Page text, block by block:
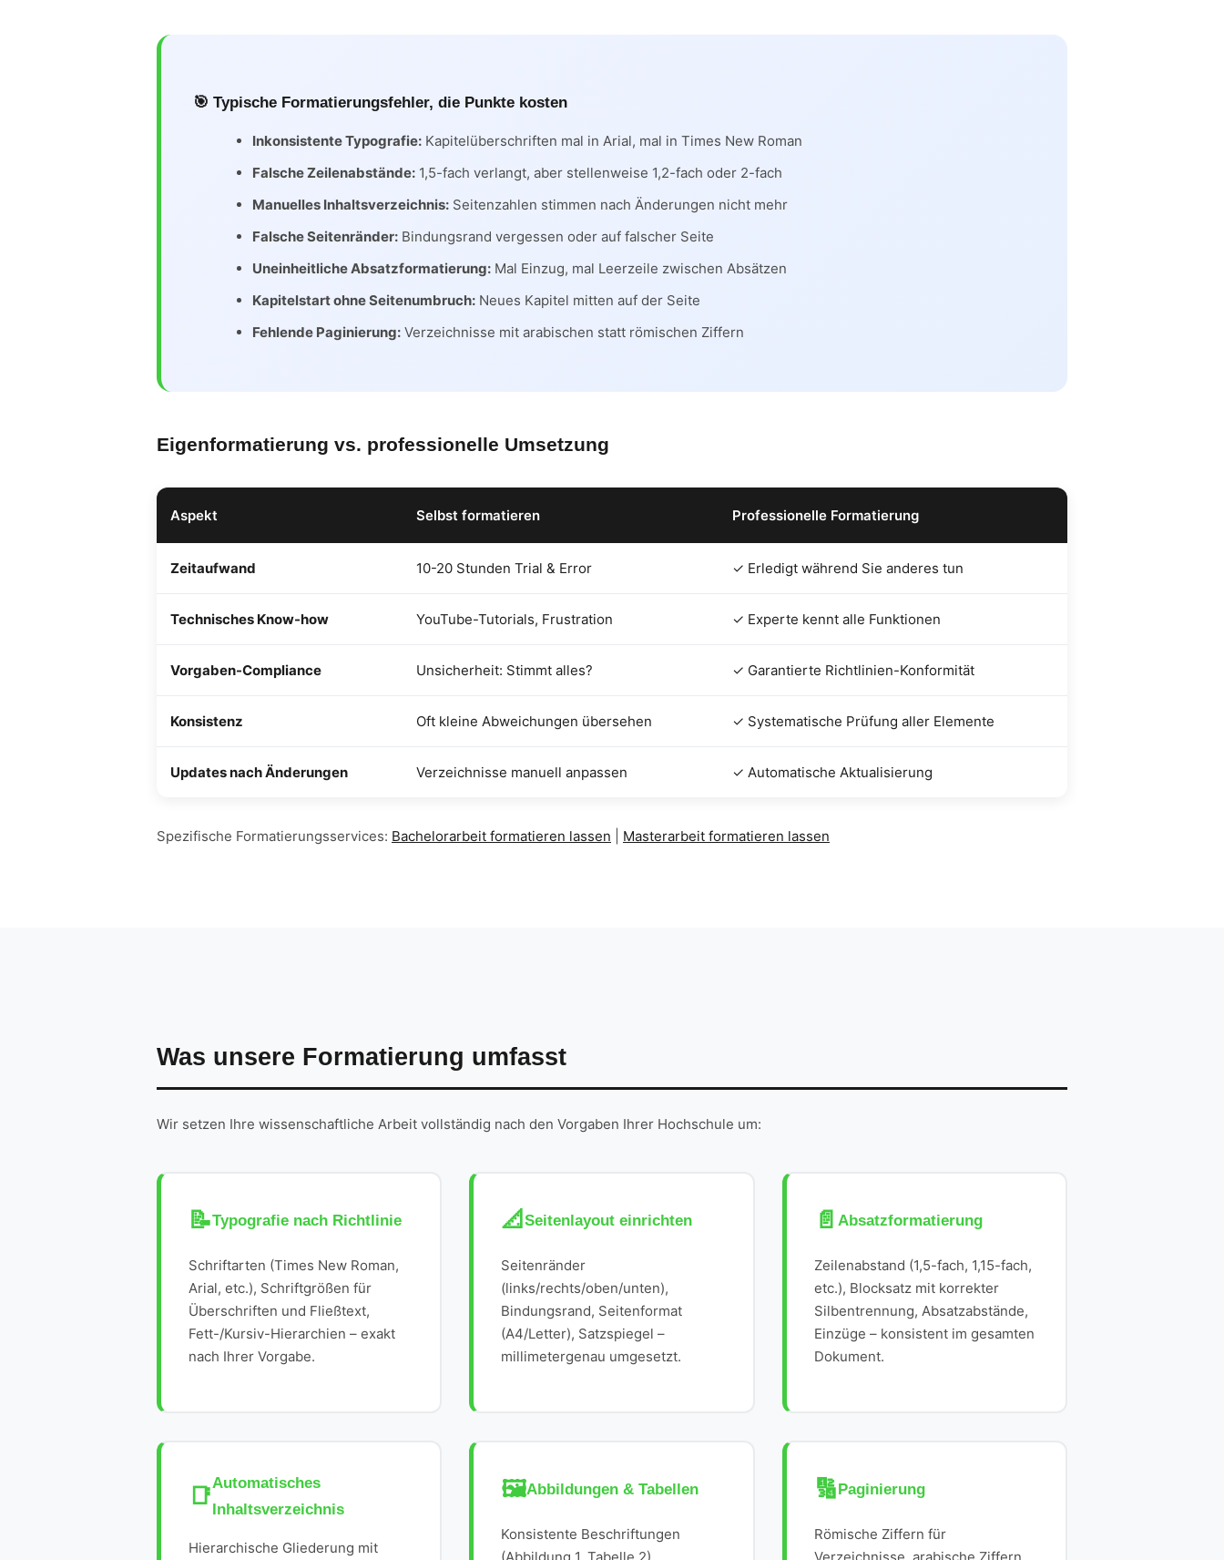
🎯 Typische Formatierungsfehler, die Punkte kosten
Inkonsistente Typografie: Kapitelüberschriften mal in Arial, mal in Times New Roman
Falsche Zeilenabstände: 1,5-fach verlangt, aber stellenweise 1,2-fach oder 2-fach
Manuelles Inhaltsverzeichnis: Seitenzahlen stimmen nach Änderungen nicht mehr
Falsche Seitenränder: Bindungsrand vergessen oder auf falscher Seite
Uneinheitliche Absatzformatierung: Mal Einzug, mal Leerzeile zwischen Absätzen
Kapitelstart ohne Seitenumbruch: Neues Kapitel mitten auf der Seite
Fehlende Paginierung: Verzeichnisse mit arabischen statt römischen Ziffern
Eigenformatierung vs. professionelle Umsetzung
Aspekt Selbst formatieren Professionelle Formatierung
Zeitaufwand 10-20 Stunden Trial & Error ✓ Erledigt während Sie anderes tun
Technisches Know-how YouTube-Tutorials, Frustration ✓ Experte kennt alle Funktionen
Vorgaben-Compliance Unsicherheit: Stimmt alles? ✓ Garantierte Richtlinien-Konformität
Konsistenz Oft kleine Abweichungen übersehen ✓ Systematische Prüfung aller Elemente
Updates nach Änderungen Verzeichnisse manuell anpassen ✓ Automatische Aktualisierung
Spezifische Formatierungsservices: Bachelorarbeit formatieren lassen Masterarbeit formatieren lassen
Was unsere Formatierung umfasst
Wir setzen Ihre wissenschaftliche Arbeit vollständig nach den Vorgaben Ihrer Hochschule um:
📝Typografie nach Richtlinie
Schriftarten (Times New Roman,
Arial, etc.), Schriftgrößen für
Überschriften und Fließtext,
Fett-/Kursiv-Hierarchien – exakt
nach Ihrer Vorgabe.
📐Seitenlayout einrichten
Seitenränder
(links/rechts/oben/unten),
Bindungsrand, Seitenformat
(A4/Letter), Satzspiegel –
millimetergenau umgesetzt.
📄 Absatzformatierung
Zeilenabstand (1,5-fach, 1,15-fach,
etc.), Blocksatz mit korrekter
Silbentrennung, Absatzabstände,
Einzüge – konsistent im gesamten
Dokument.
📑
Automatisches
Inhaltsverzeichnis
Hierarchische Gliederung mit
🖼️Abbildungen & Tabellen
Konsistente Beschriftungen
🔢Paginierung
Römische Ziffern für